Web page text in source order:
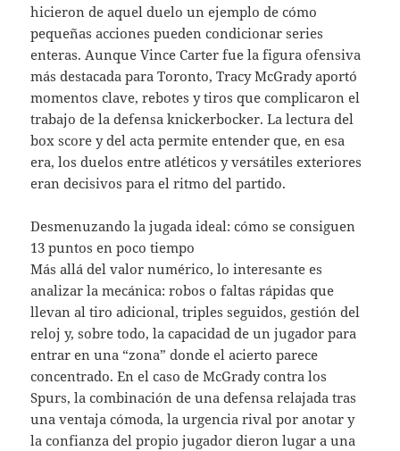
hicieron de aquel duelo un ejemplo de cómo
pequeñas acciones pueden condicionar series
enteras. Aunque Vince Carter fue la figura ofensiva
más destacada para Toronto, Tracy McGrady aportó
momentos clave, rebotes y tiros que complicaron el
trabajo de la defensa knickerbocker. La lectura del
box score y del acta permite entender que, en esa
era, los duelos entre atléticos y versátiles exteriores
eran decisivos para el ritmo del partido.
Desmenuzando la jugada ideal: cómo se consiguen
13 puntos en poco tiempo
Más allá del valor numérico, lo interesante es
analizar la mecánica: robos o faltas rápidas que
llevan al tiro adicional, triples seguidos, gestión del
reloj y, sobre todo, la capacidad de un jugador para
entrar en una “zona” donde el acierto parece
concentrado. En el caso de McGrady contra los
Spurs, la combinación de una defensa relajada tras
una ventaja cómoda, la urgencia rival por anotar y
la confianza del propio jugador dieron lugar a una